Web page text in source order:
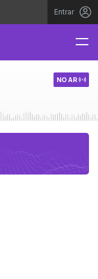
Entrar
NO AR